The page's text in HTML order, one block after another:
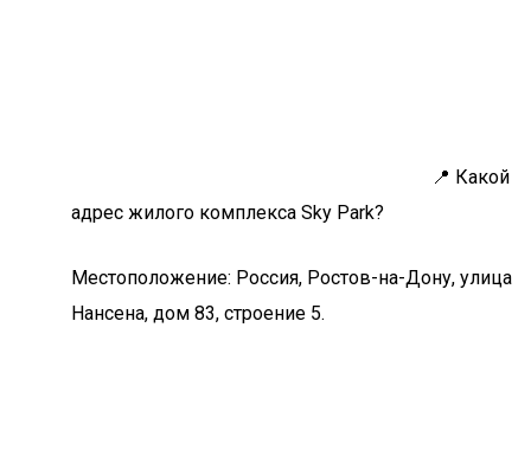
📍 Какой
адрес жилого комплекса Sky Park?
Местоположение: Россия, Ростов-на-Дону, улица
Нансена, дом 83, строение 5.